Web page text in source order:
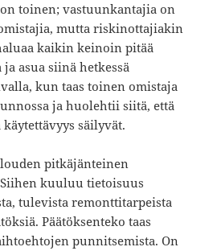
toinen; vastuunkantajia on
mutta riskinottajiakin
kaikin keinoin pitää
asua siinä hetkessä
kun taas toinen omistaja
ja huolehtii siitä, että
säilyvät.
pitkäjänteinen
kuuluu tietoisuus
tulevista remonttitarpeista
Päätöksenteko taas
punnitsemista. On